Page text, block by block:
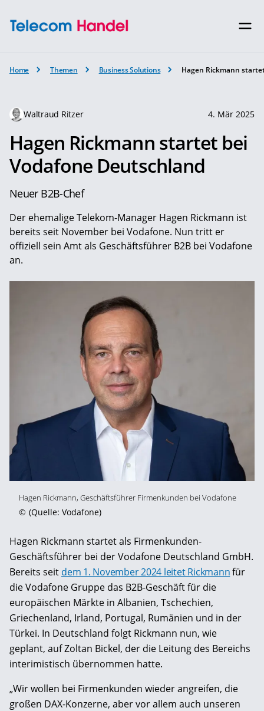
Home Themen Business Solutions Hagen Rickmann
Waltraud Ritzer 4. Mär 2025
Hagen Rickmann startet bei
Vodafone Deutschland
Neuer B2B-Chef
Der ehemalige Telekom-Manager Hagen Rickmann ist
bereits seit November bei Vodafone. Nun tritt er
offiziell sein Amt als Geschäftsführer B2B bei Vodafone
an.
Hagen Rickmann, Geschäftsführer Firmenkunden bei Vodafone
© (Quelle: Vodafone)
Hagen Rickmann startet als Firmenkunden-
Geschäftsführer bei der Vodafone Deutschland GmbH.
Bereits seit dem 1. November 2024 leitet Rickmannfür
die Vodafone Gruppe das B2B-Geschäft für die
europäischen Märkte in Albanien, Tschechien,
Griechenland, Irland, Portugal, Rumänien und in der
Türkei. In Deutschland folgt Rickmann nun, wie
geplant, auf Zoltan Bickel, der die Leitung des Bereichs
interimistisch übernommen hatte.
„Wir wollen bei Firmenkunden wieder angreifen, die
großen DAX-Konzerne, aber vor allem auch unseren